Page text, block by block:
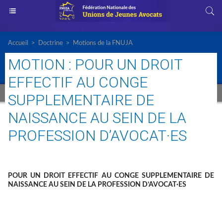
Accueil > Doctrine > Motions de la FNUJA
MOTION : POUR UN DROIT
EFFECTIF AU CONGE
SUPPLEMENTAIRE DE
NAISSANCE AU SEIN DE LA
PROFESSION D’AVOCAT·ES
POUR UN DROIT EFFECTIF AU CONGE SUPPLEMENTAIRE DE
NAISSANCE AU SEIN DE LA PROFESSION D’AVOCAT·ES